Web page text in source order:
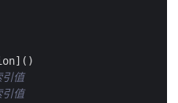
]()
值
值